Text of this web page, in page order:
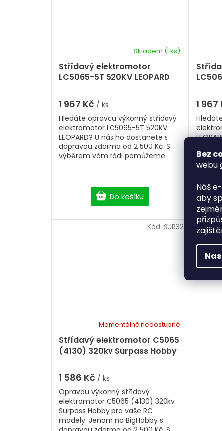
Bez
webu
Náš
aby
Střídavý elektromotor
LC5065-5T 520KV LEOPARD
Skladem (1 ks)
1 967 Kč / ks
Do košíku
Hledáte opravdu výkonný střídavý
elektromotor LC5065-5T 520KV
LEOPARD? U nás ho dostanete s
dopravou zdarma od 2 500 Kč. S
výběrem vám rádi pomůžeme.
1 967
Střídavý elektromotor C5065
(4130) 320kv Surpass Hobby
Momentálně nedostupné
1 586 Kč / ks
Opravdu výkonný střídavý
elektromotor C5065 (4130) 320kv
Surpass Hobby pro vaše RC
modely. Jenom na BigHobby s
Kód: SUR32